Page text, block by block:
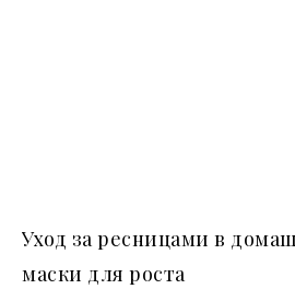
Уход за ресницами в
маски для роста